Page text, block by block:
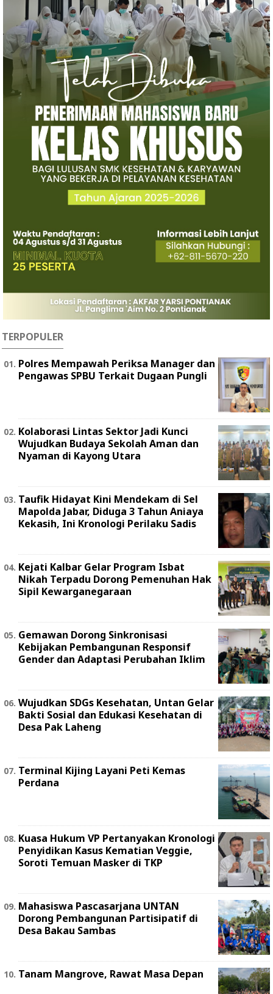
TERPOPULER
Polres Mempawah Periksa Manager dan
Pengawas SPBU Terkait Dugaan Pungli
Kolaborasi Lintas Sektor Jadi Kunci
Wujudkan Budaya Sekolah Aman dan
Nyaman di Kayong Utara
Taufik Hidayat Kini Mendekam di Sel
Mapolda Jabar, Diduga 3 Tahun Aniaya
Kekasih, Ini Kronologi Perilaku Sadis
Kejati Kalbar Gelar Program Isbat
Nikah Terpadu Dorong Pemenuhan Hak
Sipil Kewarganegaraan
Gemawan Dorong Sinkronisasi
Kebijakan Pembangunan Responsif
Gender dan Adaptasi Perubahan Iklim
Wujudkan SDGs Kesehatan, Untan Gelar
Bakti Sosial dan Edukasi Kesehatan di
Desa Pak Laheng
Terminal Kijing Layani Peti Kemas
Perdana
Kuasa Hukum VP Pertanyakan Kronologi
Penyidikan Kasus Kematian Veggie,
Soroti Temuan Masker di TKP
Mahasiswa Pascasarjana UNTAN
Dorong Pembangunan Partisipatif di
Desa Bakau Sambas
Tanam Mangrove, Rawat Masa Depan